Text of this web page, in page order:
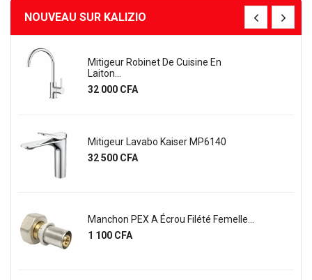
NOUVEAU SUR KALIZIO
Mitigeur Robinet De Cuisine En
Laiton...
Prix
32 000 CFA
Mitigeur Lavabo Kaiser MP6140
Prix
32 500 CFA
Manchon PEX A Écrou Filété Femelle...
Prix
1 100 CFA